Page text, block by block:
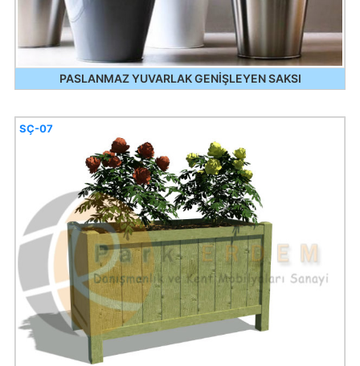
PASLANMAZ YUVARLAK GENİŞLEYEN SAKSI
SÇ-07